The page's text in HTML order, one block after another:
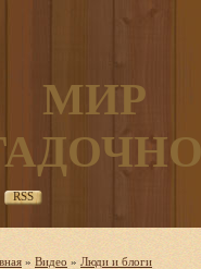
МИР
RSS
» Видео » Люди и блоги